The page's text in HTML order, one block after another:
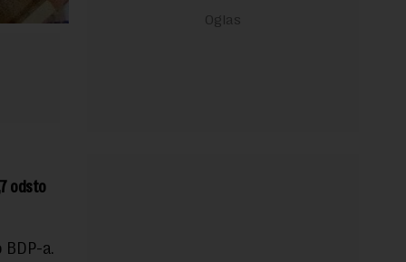
odsto
a.